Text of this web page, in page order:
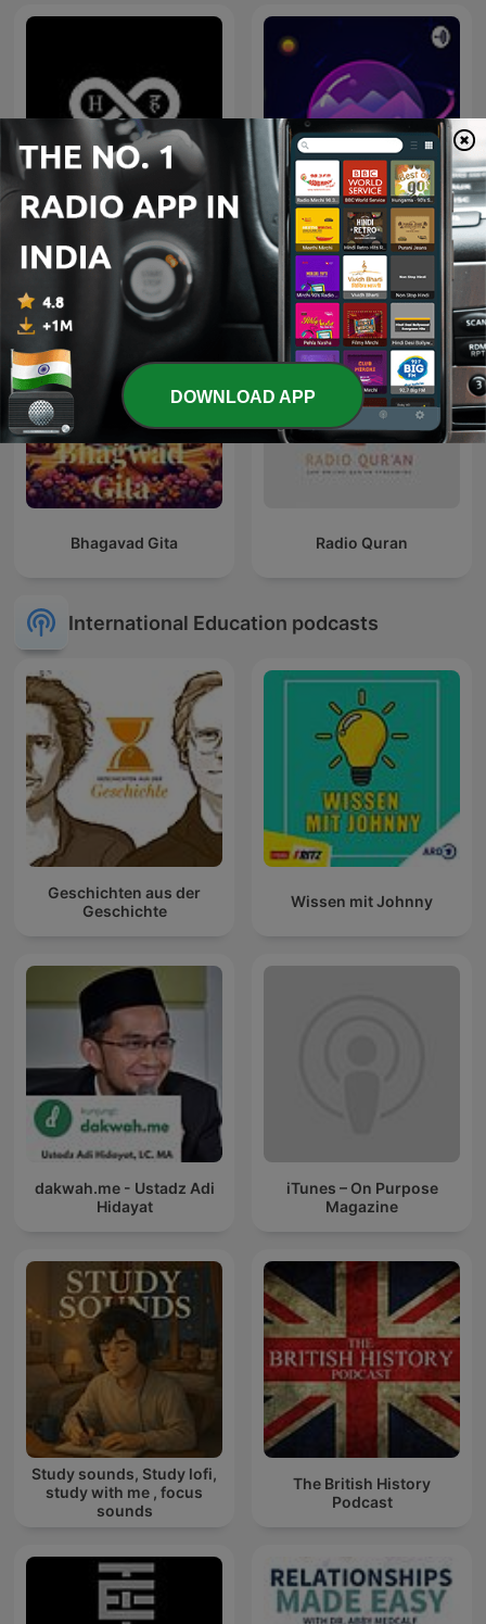
History In Hindi Podcast Quran
Bhagavad Gita Radio Quran
International Education podcasts
Geschichten aus der
Geschichte
Wissen mit Johnny
dakwah.me - Ustadz Adi
Hidayat
iTunes – On Purpose
Magazine
Study sounds, Study lofi,
study with me , focus
sounds
The British History
Podcast
DOWNLOAD APP